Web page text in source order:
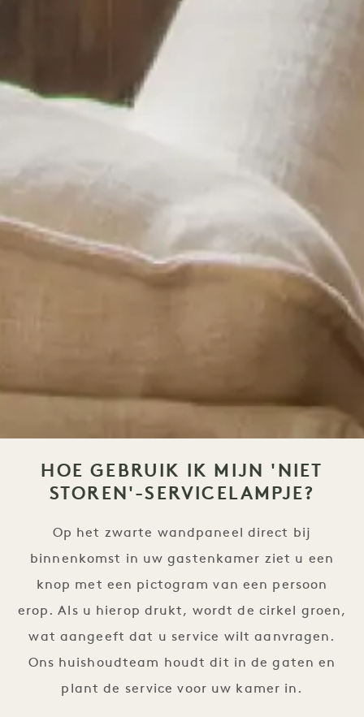
HOE GEBRUIK IK MIJN 'NIET
STOREN'-SERVICELAMPJE?
Op het zwarte wandpaneel direct bij
binnenkomst in uw gastenkamer ziet u een
knop met een pictogram van een persoon
erop. Als u hierop drukt, wordt de cirkel groen,
wat aangeeft dat u service wilt aanvragen.
Ons huishoudteam houdt dit in de gaten en
plant de service voor uw kamer in.